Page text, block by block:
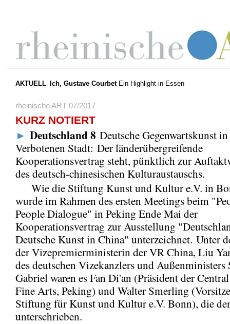
AKTUELL Ich, Gustave CourbetEin Highlight in Essen
rheinische ART 07/2017
KURZ NOTIERT
► Deutschland 8 Deutsche Gegenwartskunst
Verbotenen Stadt: Der länderübergreifende
Kooperationsvertrag steht, pünktlich zur
des deutsch-chinesischen Kulturaustauschs.
Wie die Stiftung Kunst und Kultur e.V. in
wurde im Rahmen des ersten Meetings beim
People Dialogue" in Peking Ende Mai der
Kooperationsvertrag zur Ausstellung
Deutsche Kunst in China" unterzeichnet. Unter
der Vizepremierministerin der VR China, Liu
des deutschen Vizekanzlers und Außenministers
Gabriel waren es Fan Di'an (Präsident der
Fine Arts, Peking) und Walter Smerling
Stiftung für Kunst und Kultur e.V. Bonn), die
unterschrieben.